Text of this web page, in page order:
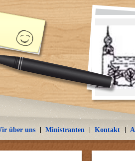
über uns Ministranten Kontakt